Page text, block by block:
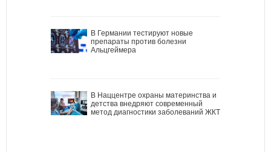
В Германии тестируют новые
препараты против болезни
Альцгеймера
В Наццентре охраны материнства и
детства внедряют современный
метод диагностики заболеваний ЖКТ